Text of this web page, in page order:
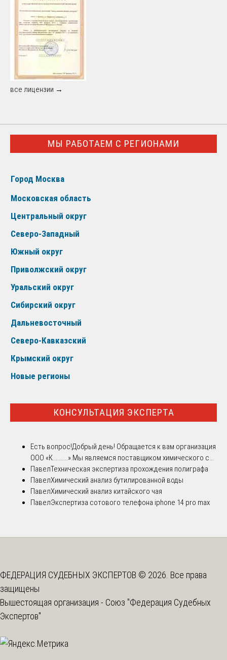
все лицензии →
МЫ РАБОТАЕМ С РЕГИОНАМИ
Город Москва
Московская область
Центральный округ
Северо-Западный
Южный округ
Приволжский округ
Уральский округ
Сибирский округ
Дальневосточный
Северо-Кавказский
Крымский округ
Новые регионы
КОНСУЛЬТАЦИЯ ЭКСПЕРТА
Есть вопрос!Добрый день! Обращается к вам организация
ООО «К..........».Мы являемся поставщиком химического с...
ПавелТехническая экспертиза прохождения полиграфа
ПавелХимический анализ бутилированной воды
ПавелХимический анализ китайского чая
ПавелЭкспертиза сотового телефона iphone 14 pro max
ФЕДЕРАЦИЯ СУДЕБНЫХ ЭКСПЕРТОВ © 2026. Все права
защищены
Вышестоящая организация - Союз "Федерация Судебных
Экспертов"